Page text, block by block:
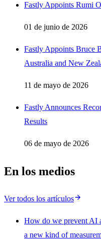
Fastly Appoints Rumi
01 de junio de 2026
Fastly Appoints Bruce
Australia and New
11 de mayo de 2026
Fastly Announces
Results
06 de mayo de 2026
En los medios
Ver todos los artículos
How do we prevent AI
a new kind of